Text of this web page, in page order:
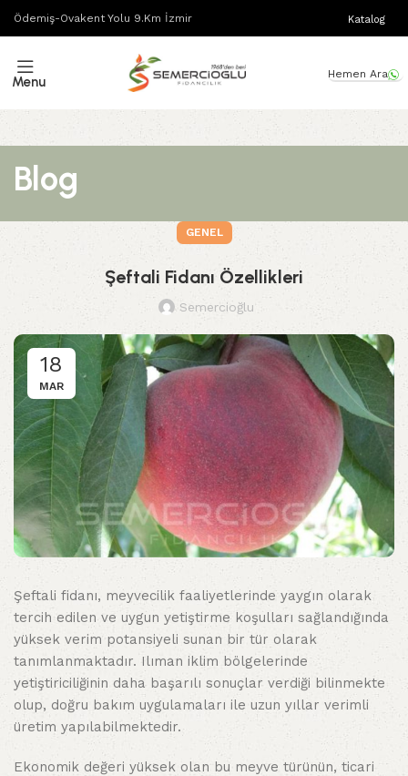
Ödemiş-Ovakent Yolu 9.Km İzmir Katalog
Menu Hemen Ara
Blog
GENEL
Şeftali Fidanı Özellikleri
Semercioğlu
18
MAR
Şeftali fidanı, meyvecilik faaliyetlerinde yaygın olarak
tercih edilen ve uygun yetiştirme koşulları sağlandığında
yüksek verim potansiyeli sunan bir tür olarak
tanımlanmaktadır. Ilıman iklim bölgelerinde
yetiştiriciliğinin daha başarılı sonuçlar verdiği bilinmekte
olup, doğru bakım uygulamaları ile uzun yıllar verimli
üretim yapılabilmektedir.
Ekonomik değeri yüksek olan bu meyve türünün, ticari